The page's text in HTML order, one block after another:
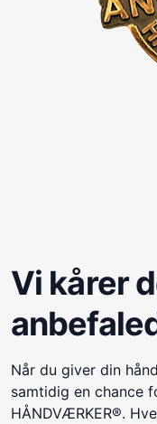
Vi kårer
Når du giver din
samtidig en chance
HÅNDVÆRKER®.